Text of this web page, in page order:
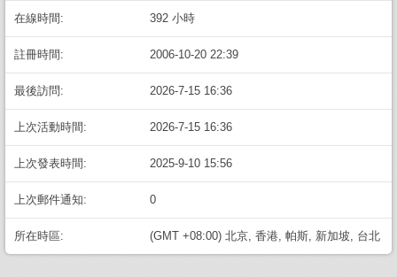
在線時間: 392 小時
註冊時間: 2006-10-20 22:39
最後訪問: 2026-7-15 16:36
上次活動時間: 2026-7-15 16:36
上次發表時間: 2025-9-10 15:56
上次郵件通知: 0
所在時區: (GMT +08:00) 北京, 香港, 帕斯, 新加坡, 台北